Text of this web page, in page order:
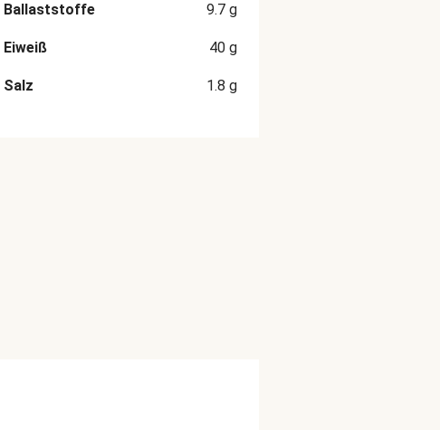
Ballaststoffe 9.7 g
Eiweiß 40 g
Salz 1.8 g